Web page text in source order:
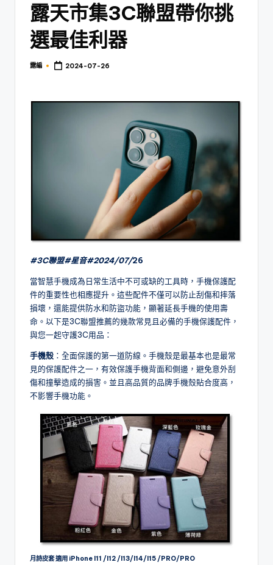
露天市集3C聯盟帶你挑
選最佳利器
Posted
露編 2024-07-26
#3C聯盟#星音#2024/07/26
當智慧手機成為日常生活中不可或缺的工具時，手機保護配
件的重要性也相應提升。這些配件不僅可以防止刮傷和摔落
損壞，還能提供防水和防盜功能，顯著延長手機的使用壽
命。以下是3C聯盟推薦的幾款常見且必備的手機保護配件，
與您一起守護3C用品：
手機殼 ：全面保護的第一道防線。手機殼是最基本也是最常
見的保護配件之一，有效保護手機背面和側邊，避免意外刮
傷和撞擊造成的損害。並且高品質的品牌手機殼貼合度高，
不影響手機功能。
月詩皮套 適用 iPhone I11 /I12 /I13/I14/I15 /PRO/PRO